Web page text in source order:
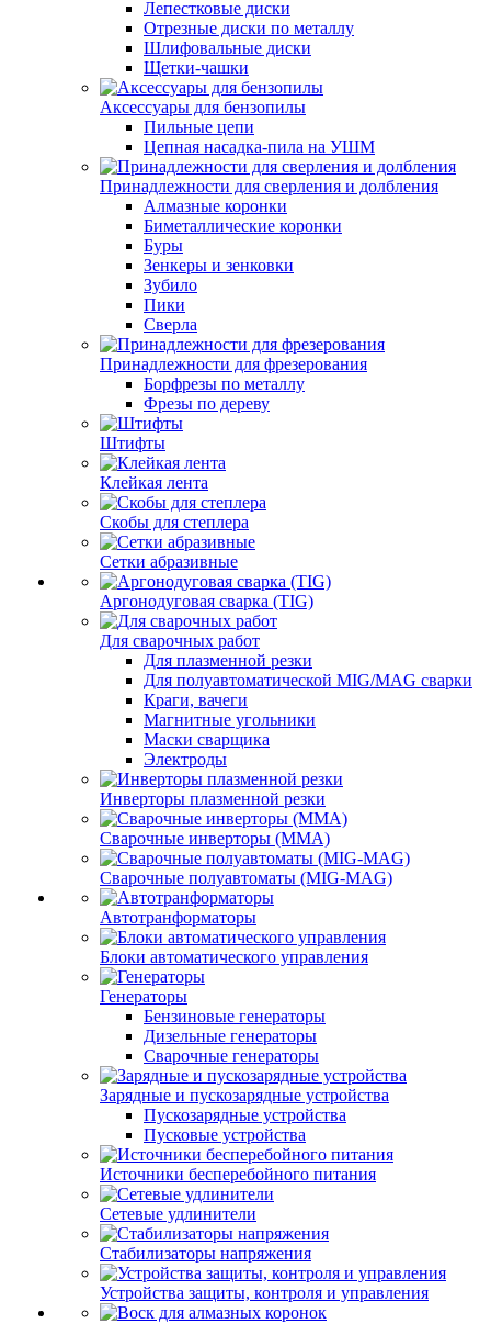
Лепестковые диски
Отрезные диски по металлу
Шлифовальные диски
Щетки-чашки
Аксессуары для бензопилы
Пильные цепи
Цепная насадка-пила на УШМ
Принадлежности для сверления и долбления
Алмазные коронки
Биметаллические коронки
Буры
Зенкеры и зенковки
Зубило
Пики
Сверла
Принадлежности для фрезерования
Борфрезы по металлу
Фрезы по дереву
Штифты
Клейкая лента
Скобы для степлера
Сетки абразивные
Аргонодуговая сварка (TIG)
Для сварочных работ
Для плазменной резки
Для полуавтоматической MIG/MAG сварки
Краги, вачеги
Магнитные угольники
Маски сварщика
Электроды
Инверторы плазменной резки
Сварочные инверторы (MMA)
Сварочные полуавтоматы (MIG-MAG)
Автотранформаторы
Блоки автоматического управления
Генераторы
Бензиновые генераторы
Дизельные генераторы
Сварочные генераторы
Зарядные и пускозарядные устройства
Пускозарядные устройства
Пусковые устройства
Источники бесперебойного питания
Сетевые удлинители
Стабилизаторы напряжения
Устройства защиты, контроля и управления